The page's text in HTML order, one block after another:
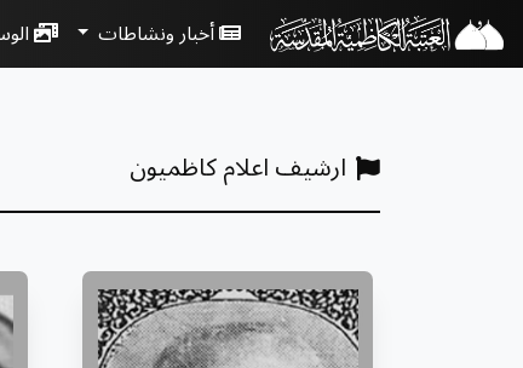
أخبار ونشاطات
ارشيف اعلام كاظميون